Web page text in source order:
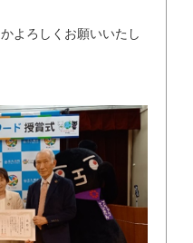
よろしくお願いいたし